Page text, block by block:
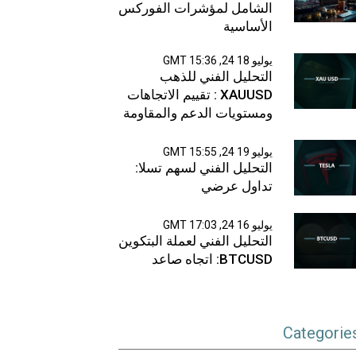
الشامل لمؤشرات الفوركس
الأساسية
يوليو 18 24, 15:36 GMT
التحليل الفني للذهب
XAUUSD : تقييم الاتجاهات
ومستويات الدعم والمقاومة
يوليو 19 24, 15:55 GMT
التحليل الفني لسهم تسلا:
تداول عرضي
يوليو 16 24, 17:03 GMT
التحليل الفني لعملة البتكوين
BTCUSD: اتجاه صاعد